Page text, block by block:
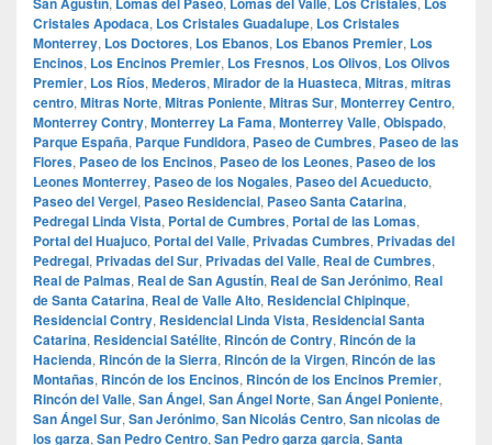
Cristales Apodaca, Los Cristales Guadalupe, Los Cristales
Monterrey, Los Doctores, Los Ebanos, Los Ebanos Premier, Los
Encinos, Los Encinos Premier, Los Fresnos, Los Olivos, Los Olivos
Premier, Los Ríos, Mederos, Mirador de la Huasteca, Mitras, mitras
centro, Mitras Norte, Mitras Poniente, Mitras Sur, Monterrey Centro,
Monterrey Contry, Monterrey La Fama, Monterrey Valle, Obispado,
Parque España, Parque Fundidora, Paseo de Cumbres, Paseo de las
Flores, Paseo de los Encinos, Paseo de los Leones, Paseo de los
Leones Monterrey, Paseo de los Nogales, Paseo del Acueducto,
Paseo del Vergel, Paseo Residencial, Paseo Santa Catarina,
Pedregal Linda Vista, Portal de Cumbres, Portal de las Lomas,
Portal del Huajuco, Portal del Valle, Privadas Cumbres, Privadas del
Pedregal, Privadas del Sur, Privadas del Valle, Real de Cumbres,
Real de Palmas, Real de San Agustín, Real de San Jerónimo, Real
de Santa Catarina, Real de Valle Alto, Residencial Chipinque,
Residencial Contry, Residencial Linda Vista, Residencial Santa
Catarina, Residencial Satélite, Rincón de Contry, Rincón de la
Hacienda, Rincón de la Sierra, Rincón de la Virgen, Rincón de las
Montañas, Rincón de los Encinos, Rincón de los Encinos Premier,
Rincón del Valle, San Ángel, San Ángel Norte, San Ángel Poniente,
San Ángel Sur, San Jerónimo, San Nicolás Centro, San nicolas de
los garza, San Pedro Centro, San Pedro garza garcia, Santa